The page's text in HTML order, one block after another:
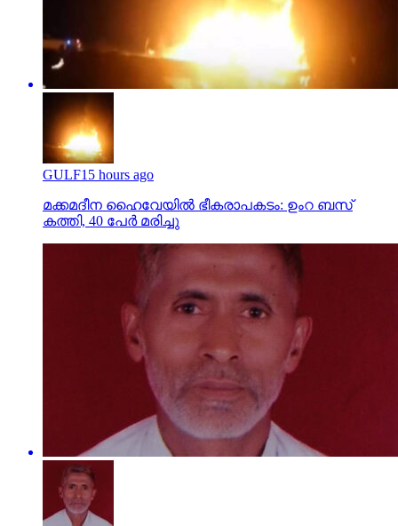
GULF15 hours ago
മക്കമദീന ഹൈവേയില്‍ ഭീകരാപകടം: ഉംറ ബസ്
കത്തി, 40 പേര്‍ മരിച്ചു